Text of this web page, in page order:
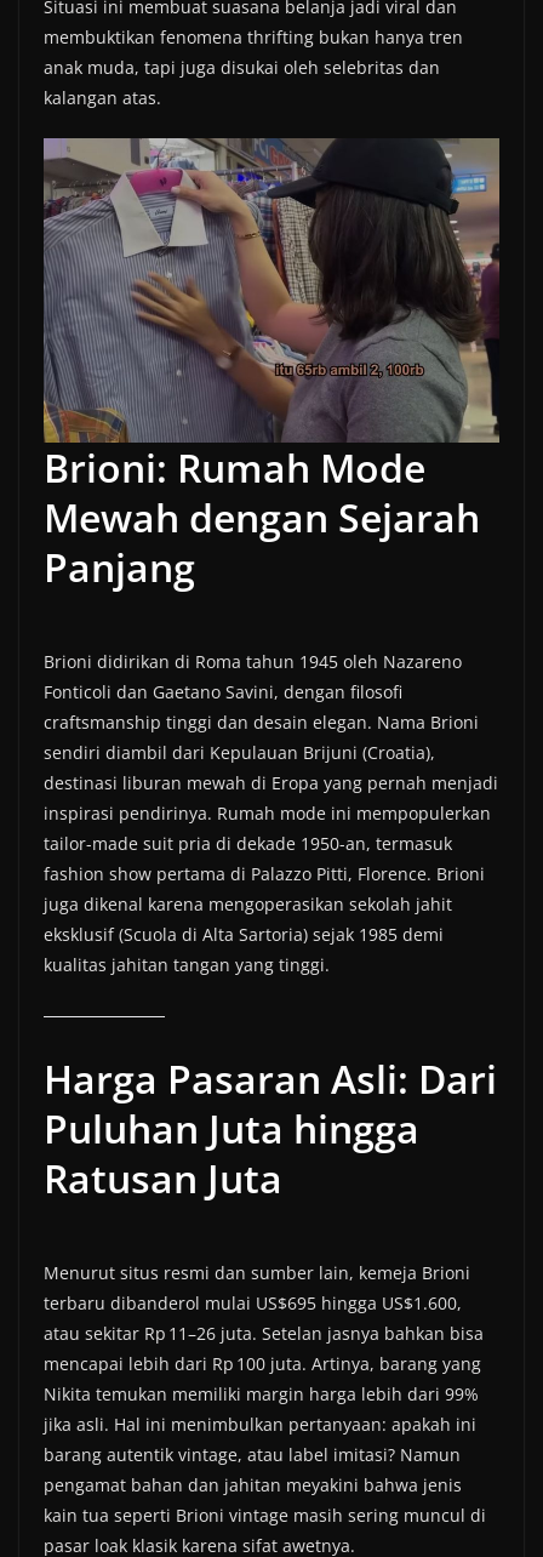
Situasi ini membuat suasana belanja jadi viral dan
membuktikan fenomena thrifting bukan hanya tren
anak muda, tapi juga disukai oleh selebritas dan
kalangan atas.
Brioni: Rumah Mode
Mewah dengan Sejarah
Panjang
Brioni didirikan di Roma tahun 1945 oleh Nazareno
Fonticoli dan Gaetano Savini, dengan filosofi
craftsmanship tinggi dan desain elegan. Nama Brioni
sendiri diambil dari Kepulauan Brijuni (Croatia),
destinasi liburan mewah di Eropa yang pernah menjadi
inspirasi pendirinya. Rumah mode ini mempopulerkan
tailor-made suit pria di dekade 1950-an, termasuk
fashion show pertama di Palazzo Pitti, Florence. Brioni
juga dikenal karena mengoperasikan sekolah jahit
eksklusif (Scuola di Alta Sartoria) sejak 1985 demi
kualitas jahitan tangan yang tinggi.
Harga Pasaran Asli: Dari
Puluhan Juta hingga
Ratusan Juta
Menurut situs resmi dan sumber lain, kemeja Brioni
terbaru dibanderol mulai US$695 hingga US$1.600,
atau sekitar Rp 11–26 juta. Setelan jasnya bahkan bisa
mencapai lebih dari Rp 100 juta. Artinya, barang yang
Nikita temukan memiliki margin harga lebih dari 99%
jika asli. Hal ini menimbulkan pertanyaan: apakah ini
barang autentik vintage, atau label imitasi? Namun
pengamat bahan dan jahitan meyakini bahwa jenis
kain tua seperti Brioni vintage masih sering muncul di
pasar loak klasik karena sifat awetnya.